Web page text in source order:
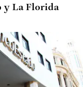
y La Florida